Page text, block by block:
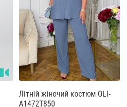
Літній жіночий костюм OLI-
A1472T850